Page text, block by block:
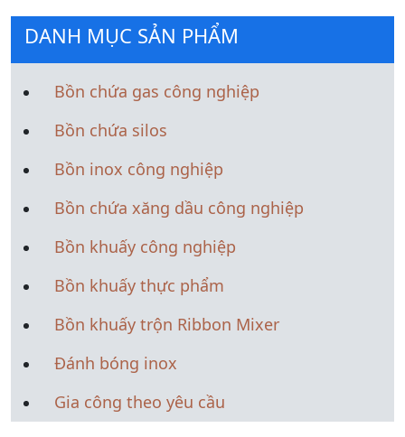
DANH MỤC SẢN PHẨM
Bồn chứa gas công nghiệp
Bồn chứa silos
Bồn inox công nghiệp
Bồn chứa xăng dầu công nghiệp
Bồn khuấy công nghiệp
Bồn khuấy thực phẩm
Bồn khuấy trộn Ribbon Mixer
Đánh bóng inox
Gia công theo yêu cầu